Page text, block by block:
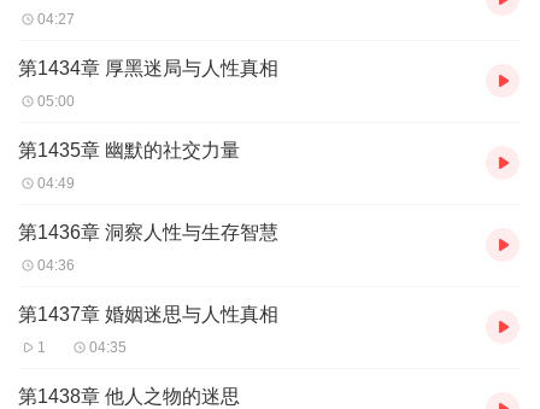
04:27
第1434章 厚黑迷局与人性真相
05:00
第1435章 幽默的社交力量
04:49
第1436章 洞察人性与生存智慧
04:36
第1437章 婚姻迷思与人性真相
1 04:35
第1438章 他人之物的迷思